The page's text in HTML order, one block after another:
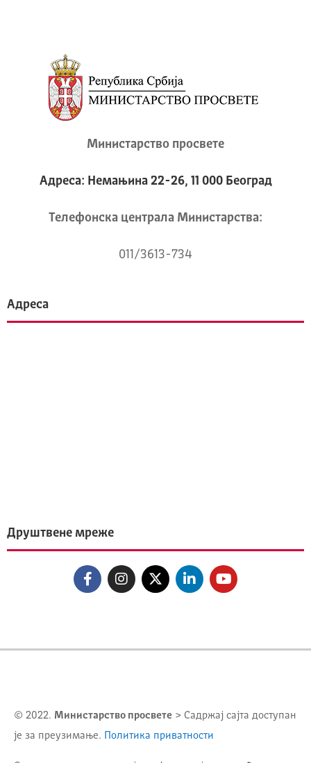
Министарство просвете
Адреса: Немањина 22-26, 11 000 Београд
Телeфонска централа Mинистарства:
011/3613-734
Адреса
Друштвене мреже
© 2022. Министарство просвете > Садржај сајта доступан
је за преузимање. Политика приватности